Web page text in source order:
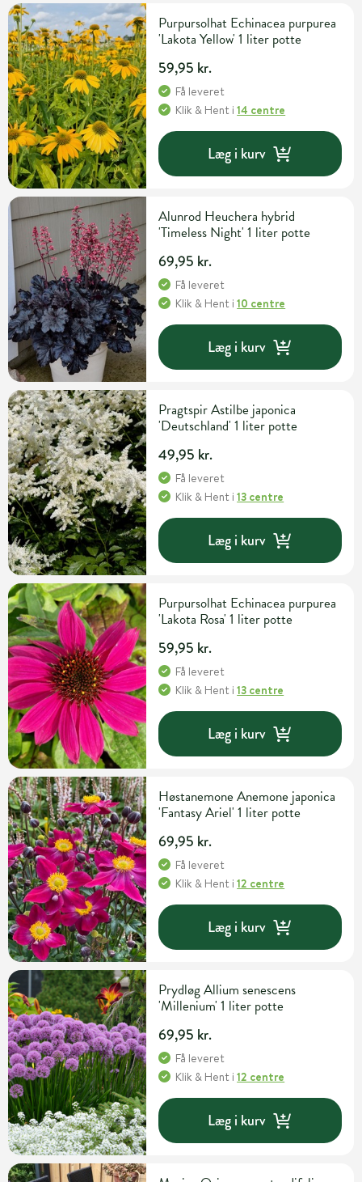
Purpursolhat Echinacea purpurea
'Lakota Yellow' 1 liter potte
59,95 kr.
Få leveret
Klik & Hent i14 centre
Læg i kurv
Alunrod Heuchera hybrid
'Timeless Night' 1 liter potte
69,95 kr.
Få leveret
Klik & Hent i10 centre
Læg i kurv
Pragtspir Astilbe japonica
'Deutschland' 1 liter potte
49,95 kr.
Få leveret
Klik & Hent i13 centre
Læg i kurv
Purpursolhat Echinacea purpurea
'Lakota Rosa' 1 liter potte
59,95 kr.
Få leveret
Klik & Hent i13 centre
Læg i kurv
Høstanemone Anemone japonica
'Fantasy Ariel' 1 liter potte
69,95 kr.
Få leveret
Klik & Hent i12 centre
Læg i kurv
Prydløg Allium senescens
'Millenium' 1 liter potte
69,95 kr.
Få leveret
Klik & Hent i12 centre
Læg i kurv